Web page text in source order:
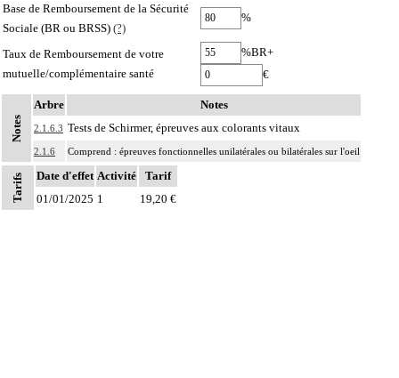
Base de Remboursement de la Sécurité
Sociale (BR ou BRSS) (?)
%
Taux de Remboursement de votre
mutuelle/complémentaire santé
%BR+
€
Notes
Arbre Notes
2.1.6.3 Tests de Schirmer, épreuves aux colorants vitaux
2.1.6 Comprend : épreuves fonctionnelles unilatérales ou bilatérales sur l'oeil
Tarifs Date d'effet Activité
Tarif
01/01/2025 1 19,20 €